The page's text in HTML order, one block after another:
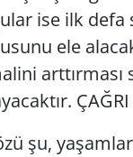
ise ilk defa
ele
arttırması
şu,